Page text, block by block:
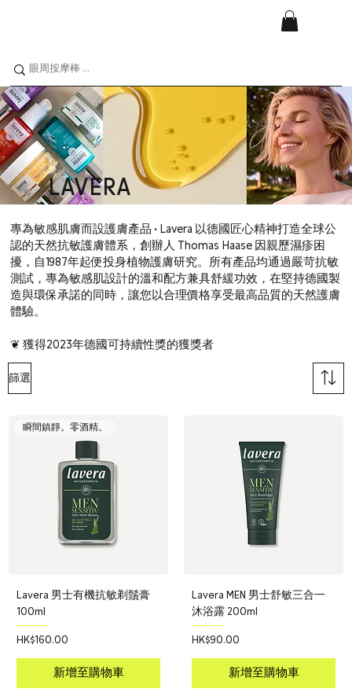
篩選
瞬間鎮靜。零酒精。
Lavera 男士有機抗敏剃鬚膏
100ml
價格
HK$160.00
新增至購物車
Lavera MEN 男士舒敏三合一
沐浴露 200ml
價格
HK$90.00
新增至購物車
專為敏感肌膚而設護膚產品 • Lavera 以德國匠心精神打造全球公
認的天然抗敏護膚體系，創辦人 Thomas Haase 因親歷濕疹困
擾，自1987年起便投身植物護膚研究。所有產品均通過嚴苛抗敏
測試，專為敏感肌設計的溫和配方兼具舒緩功效，在堅持德國製
造與環保承諾的同時，讓您以合理價格享受最高品質的天然護膚
體驗。
❦ 獲得2023年德國可持續性獎的獲獎者
LAVERA